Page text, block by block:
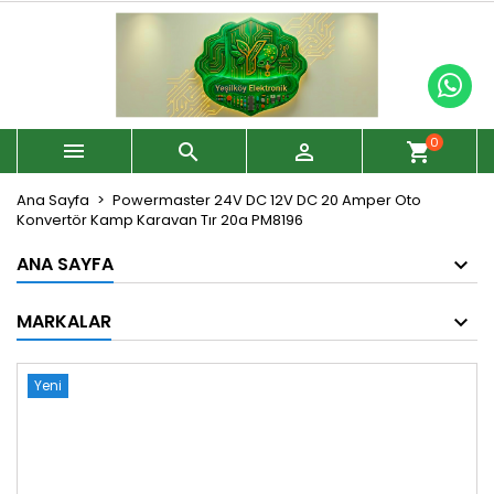
   shopping_cart0
Ana Sayfa
Powermaster 24V DC 12V DC 20 Amper Oto
Konvertör Kamp Karavan Tır 20a PM8196
ANA SAYFA
MARKALAR
Yeni